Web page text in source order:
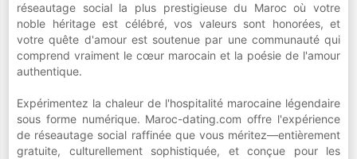
réseautage social la plus prestigieuse du Maroc où votre
noble héritage est célébré, vos valeurs sont honorées, et
votre quête d'amour est soutenue par une communauté qui
comprend vraiment le cœur marocain et la poésie de l'amour
authentique.
Expérimentez la chaleur de l'hospitalité marocaine légendaire
sous forme numérique. Maroc-dating.com offre l'expérience
de réseautage social raffinée que vous méritez—entièrement
gratuite, culturellement sophistiquée, et conçue pour les